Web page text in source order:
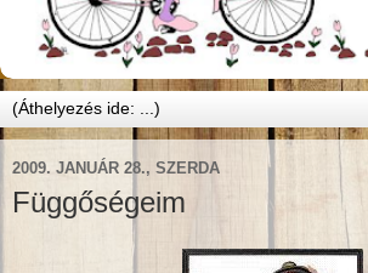
2009. JANUÁR 28., SZERDA
Függőségeim